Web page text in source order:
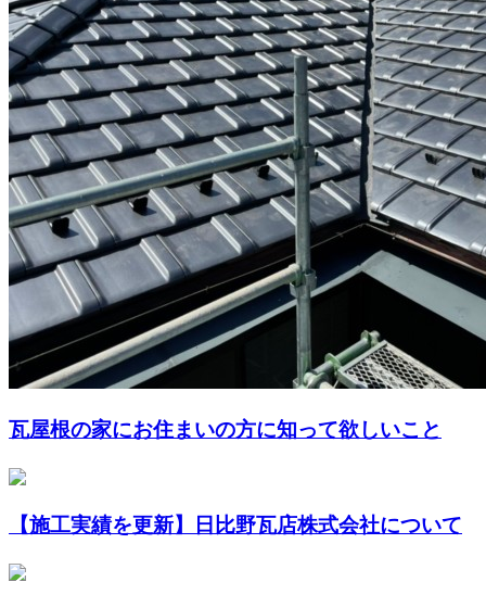
瓦屋根の家にお住まいの方に知って欲しいこと
【施工実績を更新】日比野瓦店株式会社について